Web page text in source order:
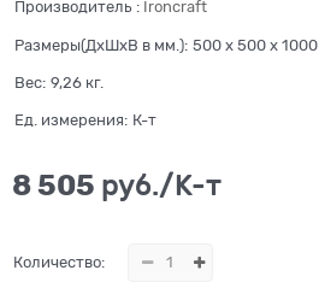
Производитель : Ironcraft
Размеры(ДхШхВ в мм.): 500 x 500 x 1000
Вес: 9,26 кг.
Ед. измерения: К-т
8 505 руб./К-т
Количество: